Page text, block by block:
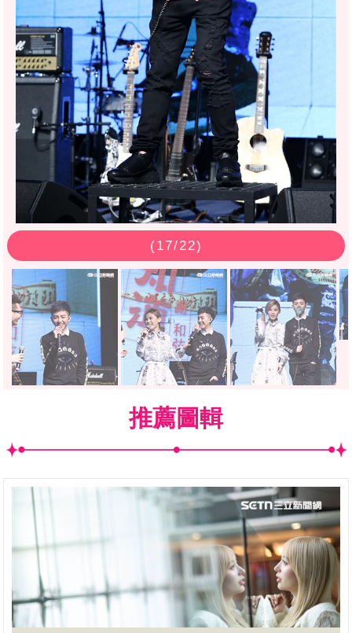
(17/22)
推薦圖輯